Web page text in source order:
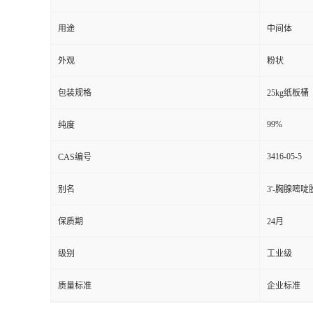
用途 中间体
外观 粉状
包装规格 25kg纸板桶
纯度 99%
CAS编号 3416-05-5
别名 3'-胸腺嘧啶
保质期 24月
级别 工业级
质量标准 企业标准